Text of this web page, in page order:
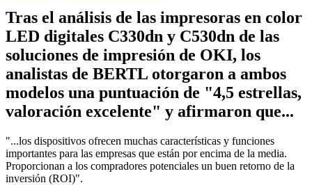
Tras el análisis de las impresoras en color
LED digitales C330dn y C530dn de las
soluciones de impresión de OKI, los
analistas de BERTL otorgaron a ambos
modelos una puntuación de "4,5 estrellas,
valoración excelente" y afirmaron que...
"...los dispositivos ofrecen muchas características y funciones
importantes para las empresas que están por encima de la media.
Proporcionan a los compradores potenciales un buen retorno de la
inversión (ROI)".